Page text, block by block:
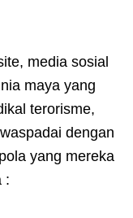
media sosial
maya yang
terorisme,
dengan
yang mereka
: